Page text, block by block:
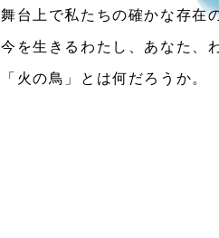
舞台上で私たちの確かな存在
今を生きるわたし、あなた、
「火の鳥」とは何だろうか。